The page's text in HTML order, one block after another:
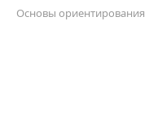
Основы ориентирования